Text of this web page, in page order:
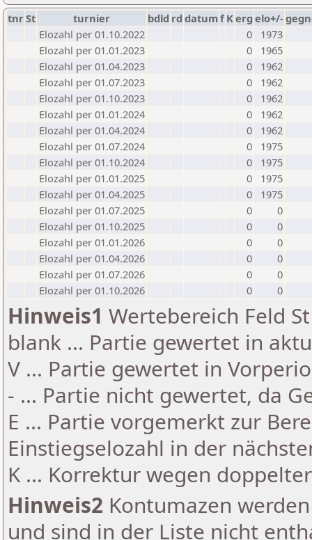
tnrSt turnier bdld rd datumf Kerg elo+/-
Elozahl per 01.10.2022
0
1973
Elozahl per 01.01.2023
0
1965
Elozahl per 01.04.2023
0
1962
Elozahl per 01.07.2023
0
1962
Elozahl per 01.10.2023
0
1962
Elozahl per 01.01.2024
0
1962
Elozahl per 01.04.2024
0
1962
Elozahl per 01.07.2024
0
1975
Elozahl per 01.10.2024
0
1975
Elozahl per 01.01.2025
0
1975
Elozahl per 01.04.2025
0
1975
Elozahl per 01.07.2025
0
0
Elozahl per 01.10.2025
0
0
Elozahl per 01.01.2026
0
0
Elozahl per 01.04.2026
0
0
Elozahl per 01.07.2026
0
0
Elozahl per 01.10.2026
0 0
Hinweis1 Wertebereich Feld
blank ... Partie gewertet in
V ... Partie gewertet in
- ... Partie nicht gewertet, da
E ... Partie vorgemerkt zur
Einstiegselozahl in der
K ... Korrektur wegen
Hinweis2 Kontumazen
und sind in der Liste nicht